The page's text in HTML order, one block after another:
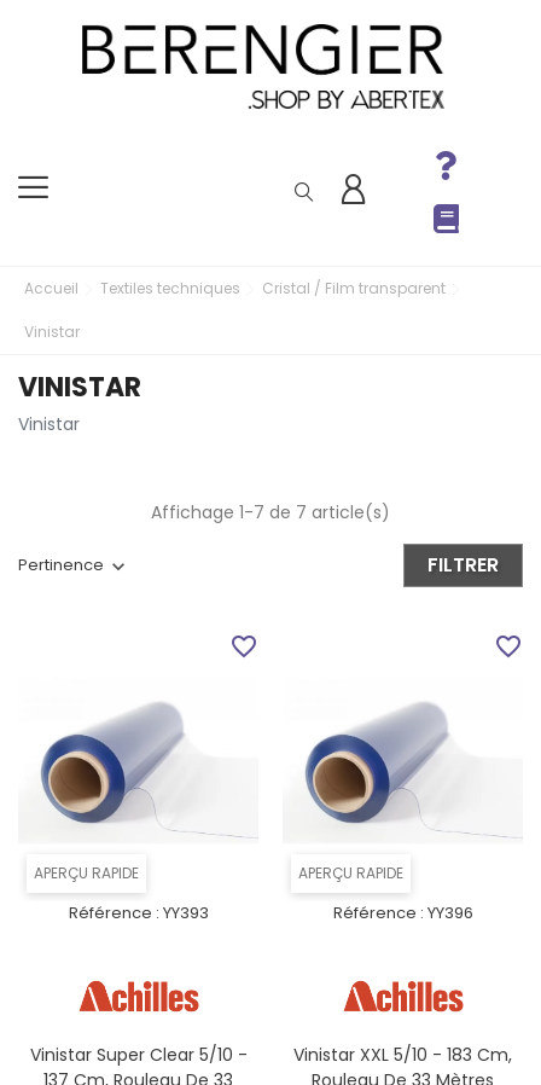
Accueil Textiles techniques Cristal / Film transparent
Vinistar
VINISTAR
Vinistar
Pertinence FILTRER
Affichage 1-7 de 7 article(s)
APERÇU RAPIDE
Référence : YY393
Vinistar Super Clear 5/10 -
favorite_border
APERÇU RAPIDE
Référence : YY396
Vinistar XXL 5/10 - 183 Cm,
favorite_border